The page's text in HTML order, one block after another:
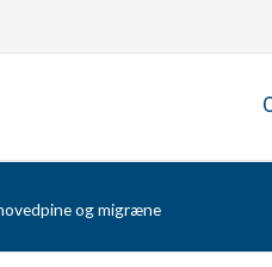
og migræne